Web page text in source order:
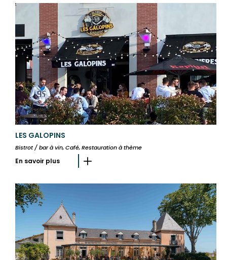
LES GALOPINS
Bistrot / bar à vin, Café, Restauration à thème
En savoir plus